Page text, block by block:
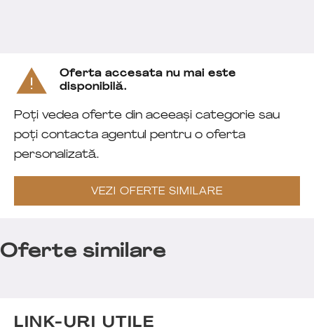
Oferta accesata nu mai este
disponibilă.
Poți vedea oferte din aceeași categorie sau
poți contacta agentul pentru o oferta
personalizată.
VEZI OFERTE SIMILARE
Oferte similare
LINK-URI UTILE